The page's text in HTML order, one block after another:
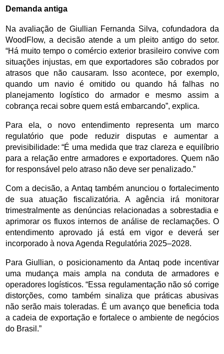
Demanda antiga
Na avaliação de Giullian Fernanda Silva, cofundadora da
WoodFlow, a decisão atende a um pleito antigo do setor.
“Há muito tempo o comércio exterior brasileiro convive com
situações injustas, em que exportadores são cobrados por
atrasos que não causaram. Isso acontece, por exemplo,
quando um navio é omitido ou quando há falhas no
planejamento logístico do armador e mesmo assim a
cobrança recai sobre quem está embarcando”, explica.
Para ela, o novo entendimento representa um marco
regulatório que pode reduzir disputas e aumentar a
previsibilidade: “É uma medida que traz clareza e equilíbrio
para a relação entre armadores e exportadores. Quem não
for responsável pelo atraso não deve ser penalizado.”
Com a decisão, a Antaq também anunciou o fortalecimento
de sua atuação fiscalizatória. A agência irá monitorar
trimestralmente as denúncias relacionadas a sobrestadia e
aprimorar os fluxos internos de análise de reclamações. O
entendimento aprovado já está em vigor e deverá ser
incorporado à nova Agenda Regulatória 2025–2028.
Para Giullian, o posicionamento da Antaq pode incentivar
uma mudança mais ampla na conduta de armadores e
operadores logísticos. “Essa regulamentação não só corrige
distorções, como também sinaliza que práticas abusivas
não serão mais toleradas. É um avanço que beneficia toda
a cadeia de exportação e fortalece o ambiente de negócios
do Brasil.”